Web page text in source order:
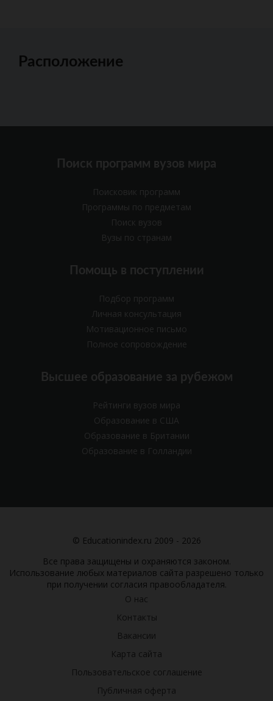
Расположение
Поиск программ вузов мира
Поисковик программ
Программы по предметам
Поиск вузов
Вузы по странам
Помощь в поступлении
Подбор программ
Личная консультация
Мотивационное письмо
Полное сопровождение
Высшее образование за рубежом
Рейтинги вузов мира
Образование в США
Образование в Британии
Образование в Голландии
© Educationindex.ru 2009 - 2026
Все права защищены и охраняются законом.
Использование любых материалов сайта разрешено только
при получении согласия правообладателя.
О нас
Контакты
Вакансии
Карта сайта
Пользовательское соглашение
Публичная оферта